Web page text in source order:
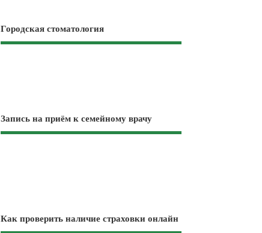
Городская стоматология
Запись на приём к семейному врачу
Как проверить наличие страховки онлайн